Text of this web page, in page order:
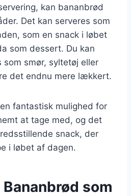
kan bananbrød
Det kan serveres som
som en snack i løbet
som dessert. Du kan
som smør, syltetøj eller
det endnu mere lækkert.
fantastisk mulighed for
at tage med, og det
snack, der
i løbet af dagen.
som